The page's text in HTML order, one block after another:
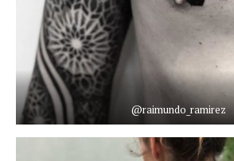
@raimundo_ramirez